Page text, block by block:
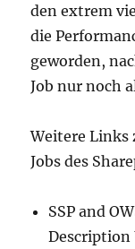
den extrem
die
geworden,
Job nur noch
Weitere Links
Jobs des
SSP and
Description